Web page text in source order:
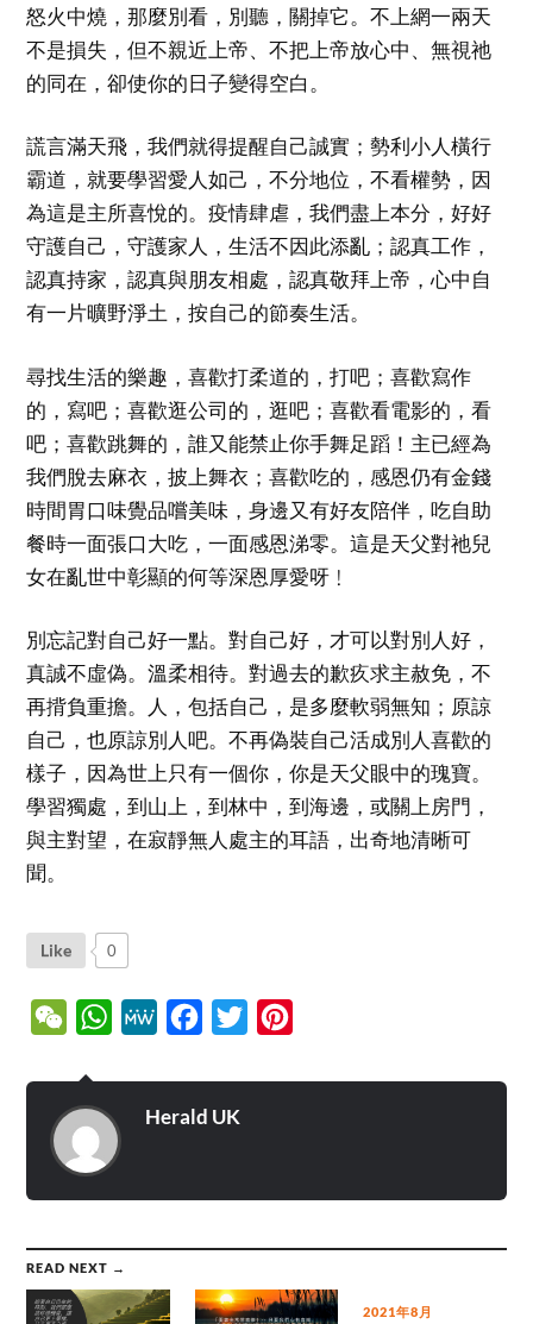
怒火中燒，那麼別看，別聽，關掉它。不上網一兩天
不是損失，但不親近上帝、不把上帝放心中、無視祂
的同在，卻使你的日子變得空白。
謊言滿天飛，我們就得提醒自己誠實；勢利小人橫行
霸道，就要學習愛人如己，不分地位，不看權勢，因
為這是主所喜悅的。疫情肆虐，我們盡上本分，好好
守護自己，守護家人，生活不因此添亂；認真工作，
認真持家，認真與朋友相處，認真敬拜上帝，心中自
有一片曠野淨土，按自己的節奏生活。
尋找生活的樂趣，喜歡打柔道的，打吧；喜歡寫作
的，寫吧；喜歡逛公司的，逛吧；喜歡看電影的，看
吧；喜歡跳舞的，誰又能禁止你手舞足蹈！主已經為
我們脫去麻衣，披上舞衣；喜歡吃的，感恩仍有金錢
時間胃口味覺品嚐美味，身邊又有好友陪伴，吃自助
餐時一面張口大吃，一面感恩涕零。這是天父對祂兒
女在亂世中彰顯的何等深恩厚愛呀﹗
別忘記對自己好一點。對自己好，才可以對別人好，
真誠不虛偽。溫柔相待。對過去的歉疚求主赦免，不
再揹負重擔。人，包括自己，是多麼軟弱無知；原諒
自己，也原諒別人吧。不再偽裝自己活成別人喜歡的
樣子，因為世上只有一個你，你是天父眼中的瑰寶。
學習獨處，到山上，到林中，到海邊，或關上房門，
與主對望，在寂靜無人處主的耳語，出奇地清晰可
聞。
Like 0
WeChatWhatsApp
MeWe Facebook
Twitter
Herald UK
READ NEXT →
2021年8月